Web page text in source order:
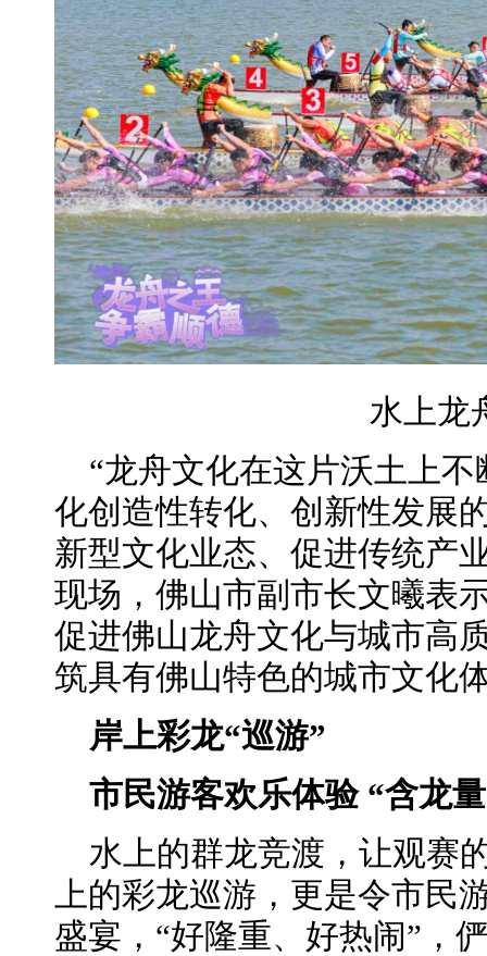
水上龙
“龙舟文化在这片沃土上
化创造性转化、创新性发展
新型文化业态、促进传统产
现场，佛山市副市长文曦表
促进佛山龙舟文化与城市高
筑具有佛山特色的城市文化
岸上彩龙“巡游”
市民游客欢乐体验 “含龙
水上的群龙竞渡，让观赛
上的彩龙巡游，更是令市民
盛宴，“好隆重、好热闹”，